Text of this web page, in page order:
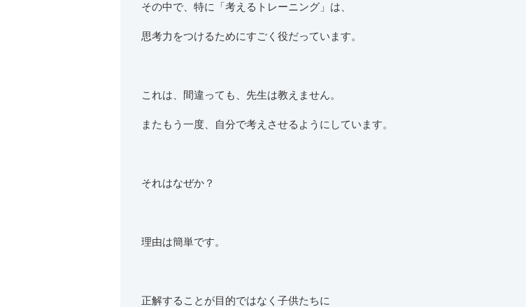
その中で、特に「考えるトレーニング」は、
思考力をつけるためにすごく役だっています。
これは、間違っても、先生は教えません。
またもう一度、自分で考えさせるようにしています。
それはなぜか？
理由は簡単です。
正解することが目的ではなく子供たちに